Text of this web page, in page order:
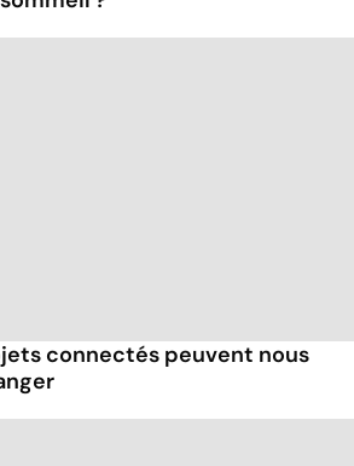
connectés peuvent nous